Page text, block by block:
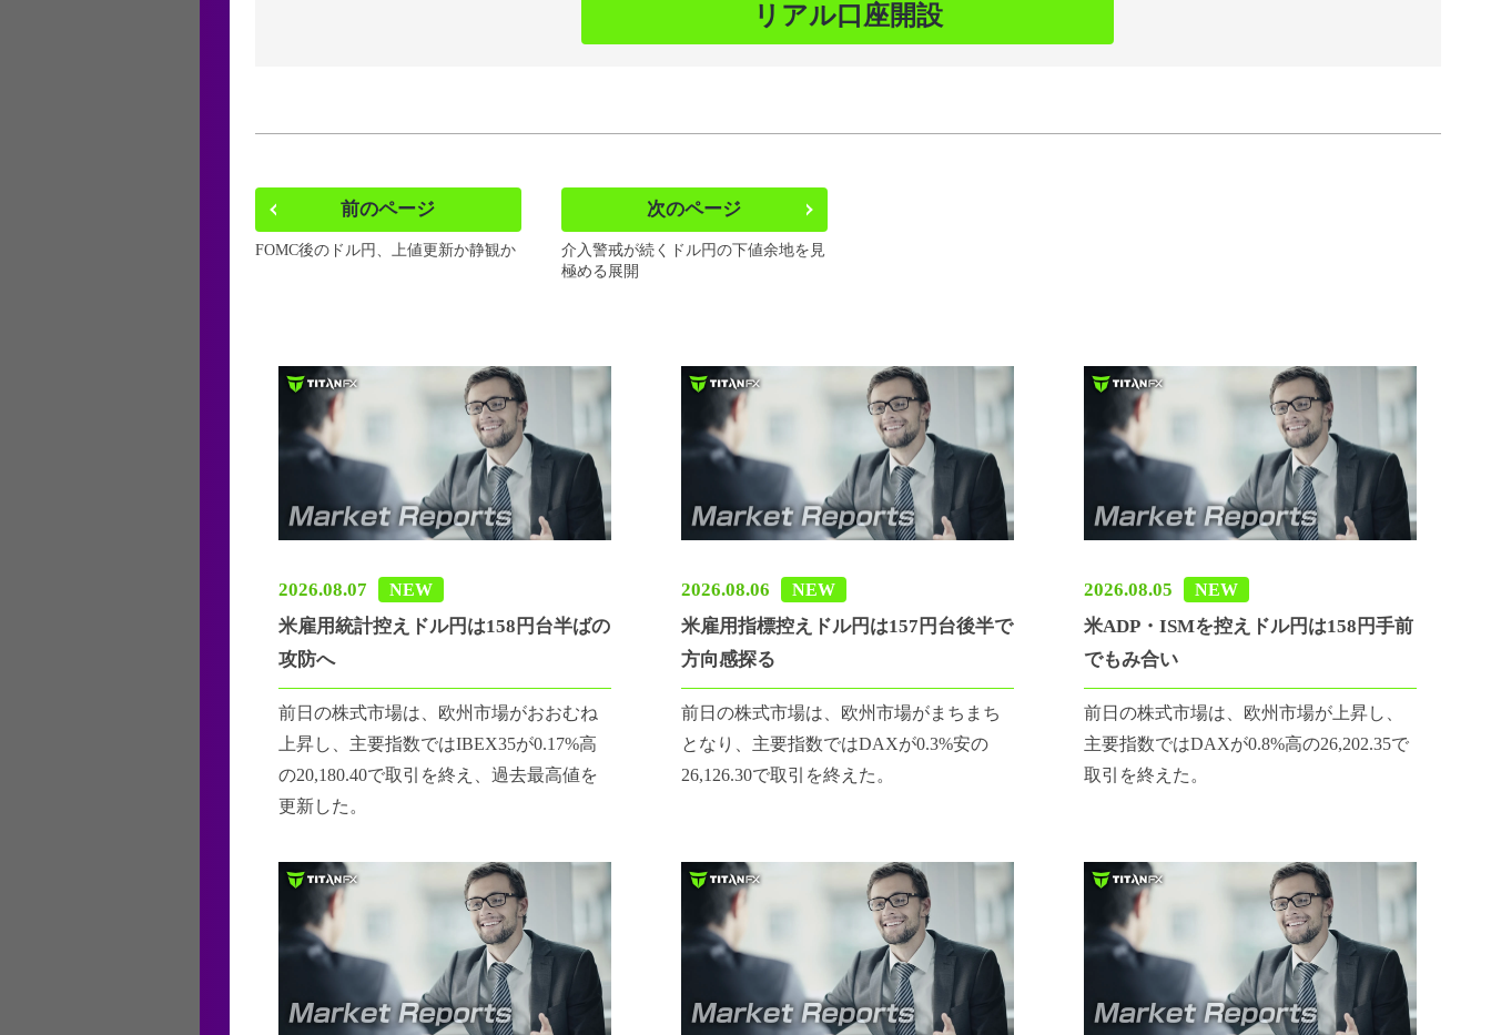
リアル口座開設
前のページ
FOMC後のドル円、上値更新か静観か
次のページ
介入警戒が続くドル円の下値余地を見
極める展開
2026.08.07 NEW
米雇用統計控えドル円は158円台半ばの
攻防へ
前日の株式市場は、欧州市場がおおむね
上昇し、主要指数ではIBEX35が0.17%高
の20,180.40で取引を終え、過去最高値を
更新した。
2026.08.06 NEW
米雇用指標控えドル円は157円台後半で
方向感探る
前日の株式市場は、欧州市場がまちまち
となり、主要指数ではDAXが0.3%安の
26,126.30で取引を終えた。
2026.08.05 NEW
米ADP・ISMを控えドル円は158円手前
でもみ合い
前日の株式市場は、欧州市場が上昇し、
主要指数ではDAXが0.8%高の26,202.35で
取引を終えた。